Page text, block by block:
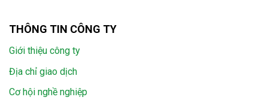
THÔNG TIN CÔNG TY
Giới thiệu công ty
Địa chỉ giao dịch
Cơ hội nghề nghiệp